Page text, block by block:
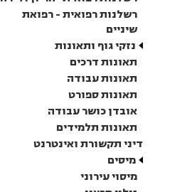
רשלנות רפואית - רפואת
שיניים
נזקי גוף ותאונות
תאונות דרכים
תאונות עבודה
תאונות ספורט
אובדן כושר עבודה
תאונות תלמידים
דיני תקשורת ואינטרנט
מיסים
מיסוי עירוני